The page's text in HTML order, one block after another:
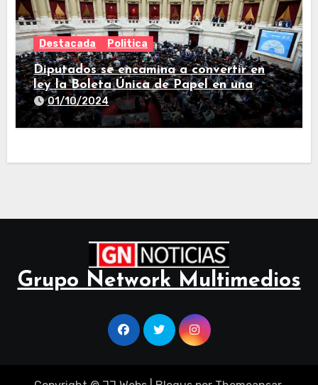
Destacada Politica
Diputados se encamina a convertir en
ley la Boleta Única de Papel en una
larga sesión
01/10/2024
Grupo Network Multimedios